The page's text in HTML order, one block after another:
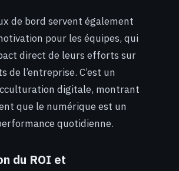
de bord servent également
pour les équipes, qui
direct de leurs efforts sur
de l’entreprise. C’est un
digitale, montrant
que le numérique est un
quotidienne.
du ROI et